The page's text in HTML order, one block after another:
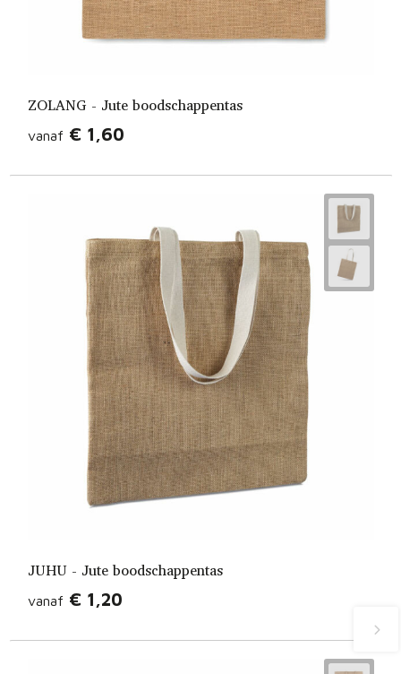
ZOLANG - Jute boodschappentas
vanaf € 1,60
JUHU - Jute boodschappentas
vanaf € 1,20